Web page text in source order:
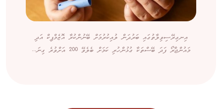
އިނގިރޭސިވިލާތުގައި ބަރުދަން ލުއިކުރުމަށް ބޭނުންކުރާ އޮޒެމްޕިކް އަދި
މައުންޖާރޯ ފަދަ ބޭސްތަކާ ގުޅުންހުރި ކަމަށް ބެލެވޭ 200 އަށްވުރެ ގިނަ...